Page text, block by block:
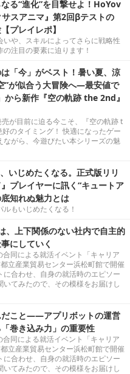
る“進化”を目撃せよ！HoYov
スアニマ』第2回βテストの
プレイレポ】
いや、スキルによってさらに戦略性
注目の要素に迫ります！
は「今」がベスト！暑い夏、涼
”が似合う大冒険へ―最安値で
ら新作『空の軌跡 the 2nd』
売が目前に迫る今こそ、『空の軌跡 t
のタイミング！ 快適になったゲー
ながら、今遊びたい本シリーズの魅
いじめたくなる。正式版リリ
プレイヤーに訊く“キュートア
知れぬ魅力とは
もいじめたくなる！
上下関係のない社内で自主的
にしていく
同による就活イベント「キャリア
立産業貿易センター浜松町館で開催
に合わせ、自身の就活時のエピソー
いてみたので、その模様をお届けし
だこと――アプリボットの運営
巻き込み力」の重要性
同による就活イベント「キャリア
立産業貿易センター浜松町館で開催
に合わせ、自身の就活時のエピソー
いてみたので、その模様をお届けし